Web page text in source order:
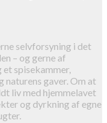
selvforsyning i det
– og gerne af
spisekammer,
naturens gaver. Om at
liv med hjemmelavet
og dyrkning af egne